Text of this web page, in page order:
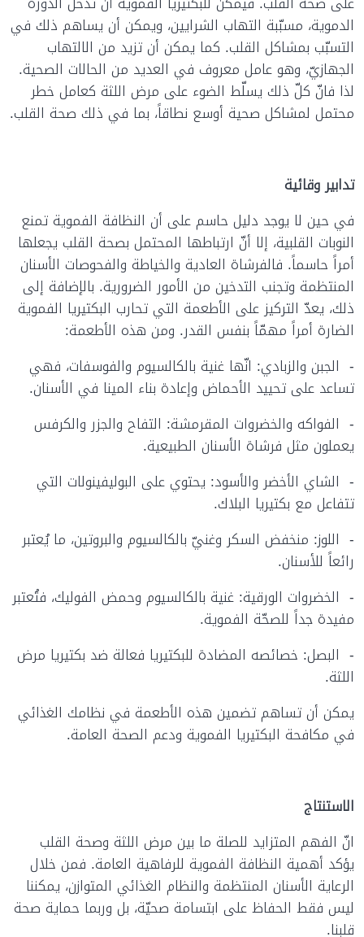
الدموية، مسبّبة التهاب الشرايين، ويمكن أن يساهم ذلك في
التسبّب بمشاكل القلب. كما يمكن أن تزيد من الالتهاب
الجهازيّ، وهو عامل معروف في العديد من الحالات الصحية.
لذا فانّ كلّ ذلك يسلّط الضوء على مرض اللثة كعامل خطر
محتمل لمشاكل صحية أوسع نطاقاً، بما في ذلك صحة القلب.
تدابير وقائية
في حين لا يوجد دليل حاسم على أن النظافة الفموية تمنع
النوبات القلبية، إلا أنّ ارتباطها المحتمل بصحة القلب يجعلها
أمراً حاسماً. فالفرشاة العادية والخياطة والفحوصات الأسنان
المنتظمة وتجنب التدخين من الأمور الضرورية. بالإضافة إلى
ذلك، يعدّ التركيز على الأطعمة التي تحارب البكتيريا الفموية
الضارة أمراً مهمّاً بنفس القدر. ومن هذه الأطعمة:
- الجبن والزبادي: انّها غنية بالكالسيوم والفوسفات، فهي
تساعد على تحييد الأحماض وإعادة بناء المينا في الأسنان.
- الفواكه والخضروات المقرمشة: التفاح والجزر والكرفس
يعملون مثل فرشاة الأسنان الطبيعية.
- الشاي الأخضر والأسود: يحتوي على البوليفينولات التي
تتفاعل مع بكتيريا البلاك.
- اللوز: منخفض السكر وغنيّ بالكالسيوم والبروتين، ما يُعتبر
رائعاً للأسنان.
- الخضروات الورقية: غنية بالكالسيوم وحمض الفوليك، فتُعتبر
مفيدة جداً للصحّة الفموية.
- البصل: خصائصه المضادة للبكتيريا فعالة ضد بكتيريا مرض
اللثة.
يمكن أن تساهم تضمين هذه الأطعمة في نظامك الغذائي
في مكافحة البكتيريا الفموية ودعم الصحة العامة.
الاستنتاج
انّ الفهم المتزايد للصلة ما بين مرض اللثة وصحة القلب
يؤكد أهمية النظافة الفموية للرفاهية العامة. فمن خلال
الرعاية الأسنان المنتظمة والنظام الغذائي المتوازن، يمكننا
ليس فقط الحفاظ على ابتسامة صحيّة، بل وربما حماية صحة
قلبنا.